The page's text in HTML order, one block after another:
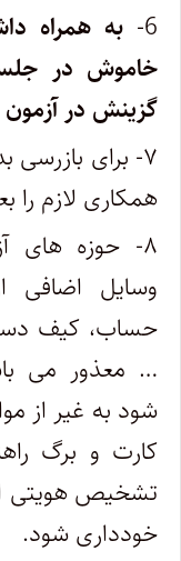
6- به همراه
خاموش در
گزینش در
۷- برای
همکاری لازم را
۸- حوزه های
وسایل اضافی
حساب، کیف
… معذور می
شود به غیر از
کارت و برگ
تشخیص هویتی
خودداری شود.